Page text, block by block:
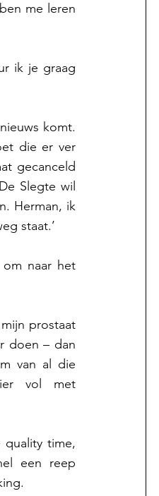
me leren
ik je graag
komt.
die er ver
gecanceld
Slegte wil
Herman, ik
staat.’
naar het
prostaat
doen – dan
van al die
vol met
time,
een reep